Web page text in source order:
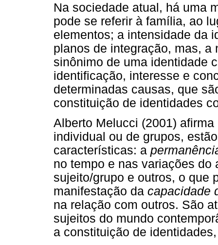
Na sociedade atual, há uma
pode se referir à família, ao
elementos; a intensidade da
planos de integração, mas, a
sinônimo de uma identidade
identificação, interesse e
determinadas causas, que
constituição de identidades
Alberto Melucci (2001)
individual ou de grupos,
características: a
no tempo e nas variações do
sujeito/grupo e outros, o que
manifestação da capacidade
na relação com outros. São
sujeitos do mundo
a constituição de